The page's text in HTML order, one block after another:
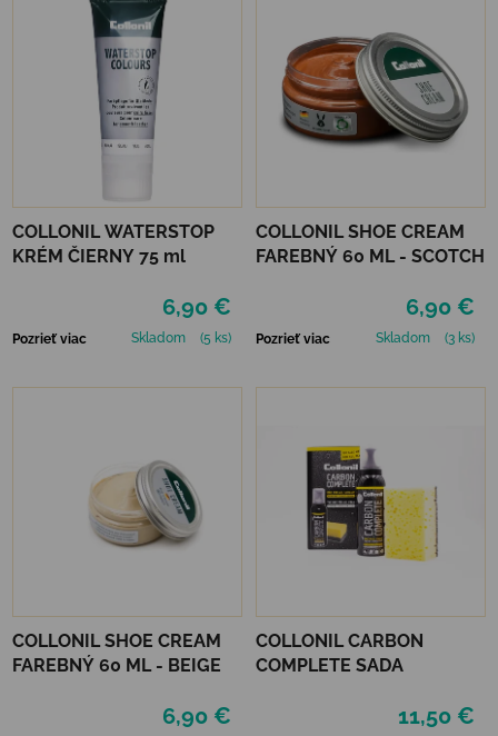
COLLONIL WATERSTOP
KRÉM ČIERNY 75 ml
6,90 €
Pozrieť viac Skladom (5 ks)
COLLONIL SHOE CREAM
FAREBNÝ 60 ML - SCOTCH
6,90 €
Pozrieť viac Skladom (3 ks)
COLLONIL SHOE CREAM
FAREBNÝ 60 ML - BEIGE
6,90 €
COLLONIL CARBON
COMPLETE SADA
11,50 €